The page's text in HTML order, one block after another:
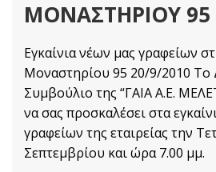
ΜΟΝΑΣΤΗΡΊΟΥ 95
Εγκαίνια νέων μας γραφείων
Μοναστηρίου 95 20/9/2010 Το
Συμβούλιο της “ΓΑΙΑ Α.Ε.
να σας προσκαλέσει στα
γραφείων της εταιρείας την
Σεπτεμβρίου και ώρα 7.00 μμ.